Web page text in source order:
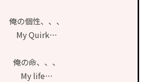
俺の個性、、、
My Quirk…
俺の命、、、
My life…